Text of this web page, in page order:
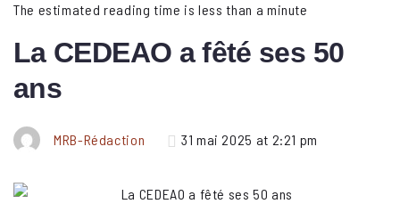
The estimated reading time is less than a minute
La CEDEAO a fêté ses 50
ans
MRB-Rédaction 31 mai 2025 at 2:21 pm